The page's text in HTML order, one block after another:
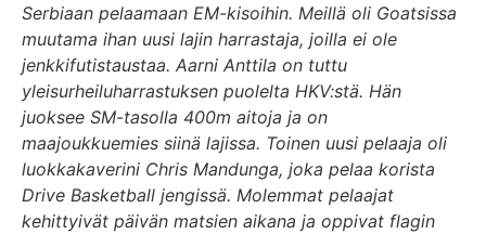
Serbiaan pelaamaan EM-kisoihin. Meillä oli Goatsissa
muutama ihan uusi lajin harrastaja, joilla ei ole
jenkkifutistaustaa. Aarni Anttila on tuttu
yleisurheiluharrastuksen puolelta HKV:stä. Hän
juoksee SM-tasolla 400m aitoja ja on
maajoukkuemies siinä lajissa. Toinen uusi pelaaja oli
luokkakaverini Chris Mandunga, joka pelaa korista
Drive Basketball jengissä. Molemmat pelaajat
kehittyivät päivän matsien aikana ja oppivat flagin